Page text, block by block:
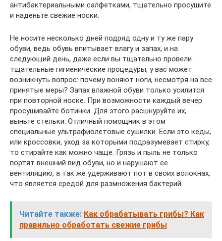
антибактериальными салфетками, тщательно просушите
и наденьте свежие носки.
Не носите несколько дней подряд одну и ту же пару
обуви, ведь обувь впитывает влагу и запах, и на
следующий день, даже если вы тщательно провели
тщательные гигиенические процедуры, у вас может
возникнуть вопрос: почему воняют ноги, несмотря на все
принятые меры? Запах влажной обуви только усилится
при повторной носке. При возможности каждый вечер
просушивайте ботинки. Для этого расшнуруйте их,
выньте стельки. Отличный помощник в этом
специальные ультрафиолетовые сушилки. Если это кеды,
или кроссовки, уход за которыми подразумевает стирку,
то стирайте как можно чаще. Грязь и пыль не только
портят внешний вид обуви, но и нарушают ее
вентиляцию, а так же удерживают пот в своих волокнах,
что является средой для размножения бактерий.
Читайте также: Как обрабатывать грибы? Как
правильно обработать свежие грибы